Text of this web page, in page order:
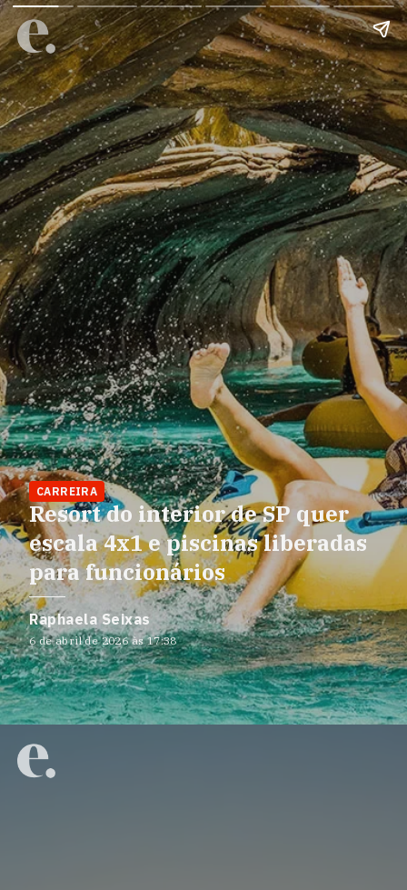
CARREIRA
Resort do interior de SP quer
escala 4x1 e piscinas liberadas
para funcionários
Raphaela Seixas
6 de abril de 2026 às 17:38